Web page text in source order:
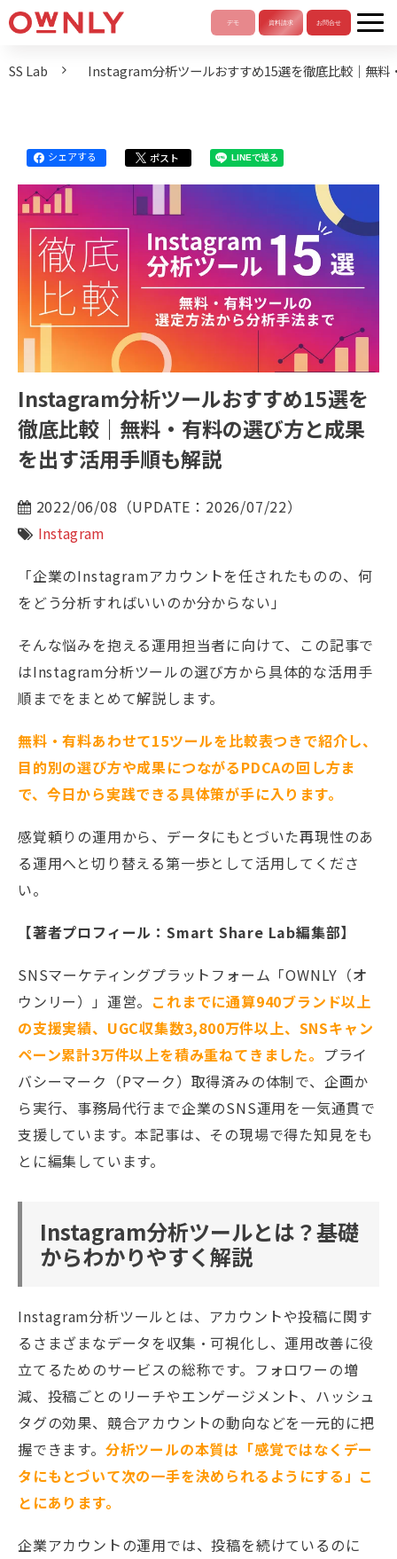
SS Lab Instagram分析ツールおすすめ15選を徹底比較｜無料
シェアする ポスト LINEで送る
Instagram分析ツールおすすめ15選を
徹底比較｜無料・有料の選び方と成果
を出す活用手順も解説
2022/06/08（UPDATE：2026/07/22）
Instagram
「企業のInstagramアカウントを任されたものの、何
をどう分析すればいいのか分からない」
そんな悩みを抱える運用担当者に向けて、この記事で
はInstagram分析ツールの選び方から具体的な活用手
順までをまとめて解説します。
無料・有料あわせて15ツールを比較表つきで紹介し、
目的別の選び方や成果につながるPDCAの回し方ま
で、今日から実践できる具体策が手に入ります。
感覚頼りの運用から、データにもとづいた再現性のあ
る運用へと切り替える第一歩として活用してくださ
い。
【著者プロフィール：Smart Share Lab編集部】
SNSマーケティングプラットフォーム「OWNLY（オ
ウンリー）」運営。 これまでに通算940ブランド以上
の支援実績、UGC収集数3,800万件以上、SNSキャン
ペーン累計3万件以上を積み重ねてきました。 プライ
バシーマーク（Pマーク）取得済みの体制で、企画か
ら実行、事務局代行まで企業のSNS運用を一気通貫で
支援しています。本記事は、その現場で得た知見をも
とに編集しています。
Instagram分析ツールとは？基礎
からわかりやすく解説
Instagram分析ツールとは、アカウントや投稿に関す
るさまざまなデータを収集・可視化し、運用改善に役
立てるためのサービスの総称です。フォロワーの増
減、投稿ごとのリーチやエンゲージメント、ハッシュ
タグの効果、競合アカウントの動向などを一元的に把
握できます。 分析ツールの本質は「感覚ではなくデー
タにもとづいて次の一手を決められるようにする」こ
とにあります。
企業アカウントの運用では、投稿を続けているのに